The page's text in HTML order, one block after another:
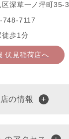
区深草一ノ坪町35-3
748-7117
徒歩1分
伏見稲荷店へ
の情報